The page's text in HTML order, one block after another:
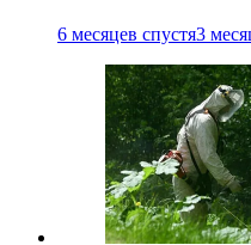
6 месяцев спустя3